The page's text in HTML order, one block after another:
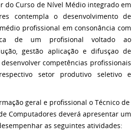
do Curso de Nível Médio integrado em
contempla o desenvolvimento de
profissional em consonância com
de um profisional voltado ao
gestão aplicação e difusçao de
competências profissionais
setor produtivo seletivo e
geral e profissional o Técnico de
Computadores deverá apresentar um
as seguintes atividades: